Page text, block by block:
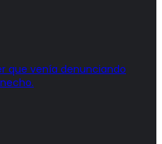
que venía denunciando